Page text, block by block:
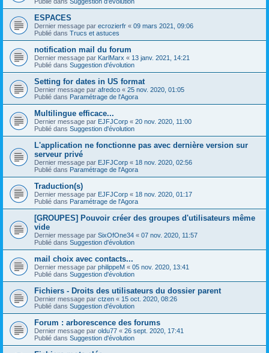
ESPACES
Dernier message par ecrozierfr « 09 mars 2021, 09:06
Publié dans Trucs et astuces
notification mail du forum
Dernier message par KarlMarx « 13 janv. 2021, 14:21
Publié dans Suggestion d'évolution
Setting for dates in US format
Dernier message par afredco « 25 nov. 2020, 01:05
Publié dans Paramétrage de l'Agora
Multilingue efficace...
Dernier message par EJFJCorp « 20 nov. 2020, 11:00
Publié dans Suggestion d'évolution
L'application ne fonctionne pas avec dernière version sur
serveur privé
Dernier message par EJFJCorp « 18 nov. 2020, 02:56
Publié dans Paramétrage de l'Agora
Traduction(s)
Dernier message par EJFJCorp « 18 nov. 2020, 01:17
Publié dans Paramétrage de l'Agora
[GROUPES] Pouvoir créer des groupes d'utilisateurs même
vide
Dernier message par SixOfOne34 « 07 nov. 2020, 11:57
Publié dans Suggestion d'évolution
mail choix avec contacts...
Dernier message par philippeM « 05 nov. 2020, 13:41
Publié dans Suggestion d'évolution
Fichiers - Droits des utilisateurs du dossier parent
Dernier message par ctzen « 15 oct. 2020, 08:26
Publié dans Suggestion d'évolution
Forum : arborescence des forums
Dernier message par oldu77 « 26 sept. 2020, 17:41
Publié dans Suggestion d'évolution